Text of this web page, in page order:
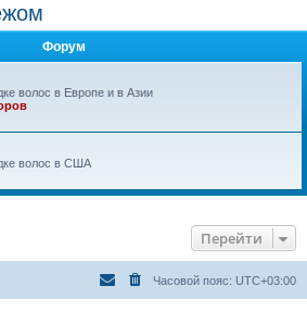
Форум
волос в Европе и в Азии
волос в США
Перейти
Часовой пояс: UTC+03:00